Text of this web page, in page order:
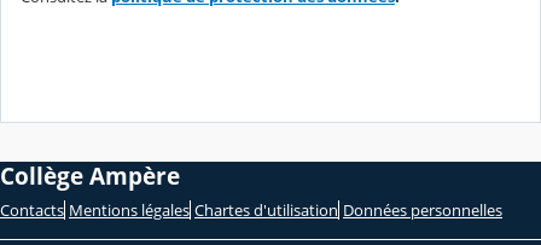
Collège Ampère
Contacts Mentions légales Chartes d'utilisation Données personnelles